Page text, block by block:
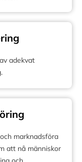
adekvat
marknadsföra
att nå människor